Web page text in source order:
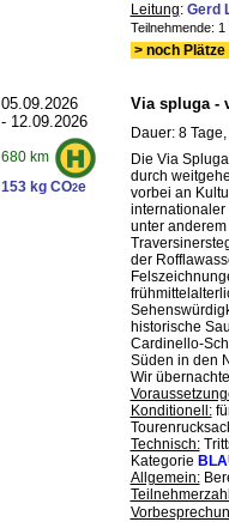
Leitung: Gerd
Teilnehmende:
> noch
05.09.2026
- 12.09.2026
680 km
153 kg CO2e
Via spluga -
Dauer: 8
Die Via
durch
vorbei an
internationaler
unter
der
historische
Cardinello-
Süden in den
Wir
Konditionell:
Technisch:
Kategorie
Allgemein: